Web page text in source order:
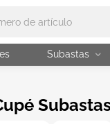
Subastas